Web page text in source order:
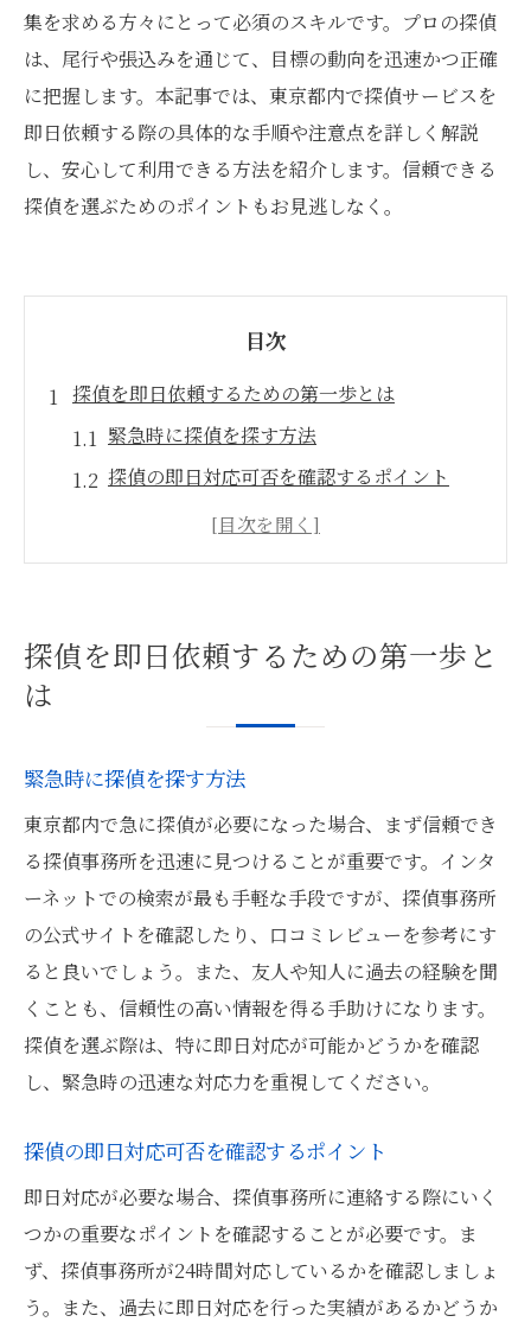
集を求める方々にとって必須のスキルです。プロの探偵
は、尾行や張込みを通じて、目標の動向を迅速かつ正確
に把握します。本記事では、東京都内で探偵サービスを
即日依頼する際の具体的な手順や注意点を詳しく解説
し、安心して利用できる方法を紹介します。信頼できる
探偵を選ぶためのポイントもお見逃しなく。
目次
探偵を即日依頼するための第一歩とは
緊急時に探偵を探す方法
探偵の即日対応可否を確認するポイント
探偵事務所への初めての問い合わせ手順
即日依頼の際に準備すべき情報とは
依頼者として知っておくべき基本事項
口コミと評判から探偵を選ぶ
東京都内の探偵事務所の選び方
信頼できる探偵を見極める際の注意点
実績のある探偵事務所を見つける方法
探偵事務所の合法性を確認する方法
探偵選びで失敗しないためのガイド
探偵に依頼する際の尾行と張込みの基本
尾行調査の基本的な流れ
張込みの実施方法と注意点
探偵による尾行の成功事例
探偵の尾行技術の進化
尾行と張込みの違いとは
効果的な調査のための情報提供
探偵の迅速な情報収集を可能にするポイント
最新技術を駆使した情報収集方法
探偵を即日依頼するための第一歩と
は
緊急時に探偵を探す方法
東京都内で急に探偵が必要になった場合、まず信頼でき
る探偵事務所を迅速に見つけることが重要です。インタ
ーネットでの検索が最も手軽な手段ですが、探偵事務所
の公式サイトを確認したり、口コミレビューを参考にす
ると良いでしょう。また、友人や知人に過去の経験を聞
くことも、信頼性の高い情報を得る手助けになります。
探偵を選ぶ際は、特に即日対応が可能かどうかを確認
し、緊急時の迅速な対応力を重視してください。
探偵の即日対応可否を確認するポイント
即日対応が必要な場合、探偵事務所に連絡する際にいく
つかの重要なポイントを確認することが必要です。ま
ず、探偵事務所が24時間対応しているかを確認しましょ
う。また、過去に即日対応を行った実績があるかどうか